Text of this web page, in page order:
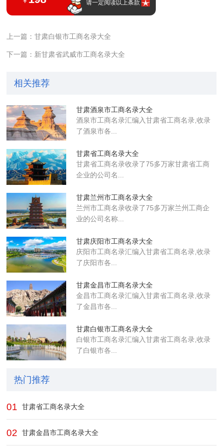
请一定阅读以上条款
上一篇：甘肃白银市工商名录大全
下一篇：新甘肃省武威市工商名录大全
相关推荐
甘肃酒泉市工商名录大全
酒泉市工商名录汇编入甘肃省工商名录,收录
了酒泉市各...
甘肃省工商名录大全
甘肃省工商名录收录了75多万家甘肃省工商
企业的公司名...
甘肃兰州市工商名录大全
兰州市工商名录收录了75多万家兰州工商企
业的公司名称...
甘肃庆阳市工商名录大全
庆阳市工商名录汇编入甘肃省工商名录,收录
了庆阳市各...
甘肃金昌市工商名录大全
金昌市工商名录汇编入甘肃省工商名录,收录
了金昌市各...
甘肃白银市工商名录大全
白银市工商名录汇编入甘肃省工商名录,收录
了白银市各...
热门推荐
01 甘肃省工商名录大全
02 甘肃金昌市工商名录大全